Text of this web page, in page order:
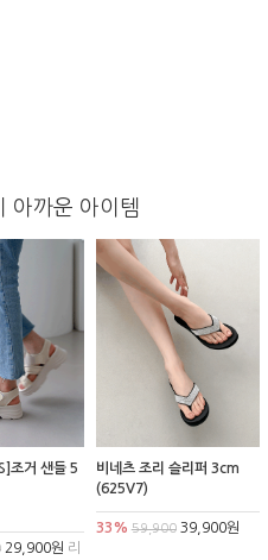
아까운 아이템
조거 샌들 5
29,900원 리
비네츠 조리 슬리퍼 3cm
(625V7)
33% 59,90039,900원